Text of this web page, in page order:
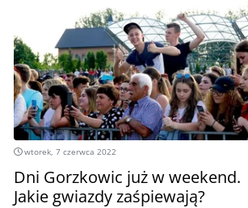
wtorek, 7 czerwca 2022
Dni Gorzkowic już w weekend.
Jakie gwiazdy zaśpiewają?